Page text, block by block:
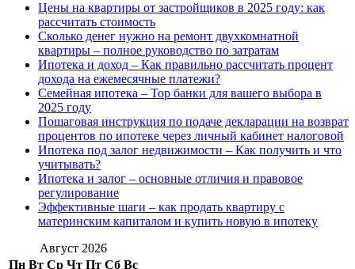
Цены на квартиры от застройщиков в 2025 году: как
рассчитать стоимость
Сколько денег нужно на ремонт двухкомнатной
квартиры – полное руководство по затратам
Ипотека и доход – Как правильно рассчитать процент
дохода на ежемесячные платежи?
Семейная ипотека – Top банки для вашего выбора в
2025 году
Пошаговая инструкция по подаче декларации на возврат
процентов по ипотеке через личный кабинет налоговой
Ипотека под залог недвижимости – Как получить и что
учитывать?
Ипотека и залог – основные отличия и правовое
регулирование
Эффективные шаги – как продать квартиру с
материнским капиталом и купить новую в ипотеку
Август 2026
Пн Вт Ср Чт Пт Сб Вс